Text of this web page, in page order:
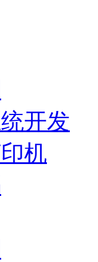
开发
机